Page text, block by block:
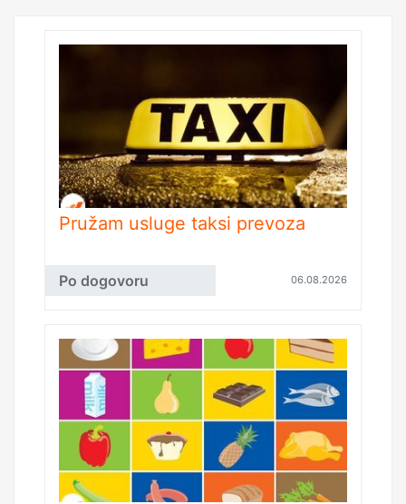
Pružam usluge taksi prevoza
Po dogovoru 06.08.2026